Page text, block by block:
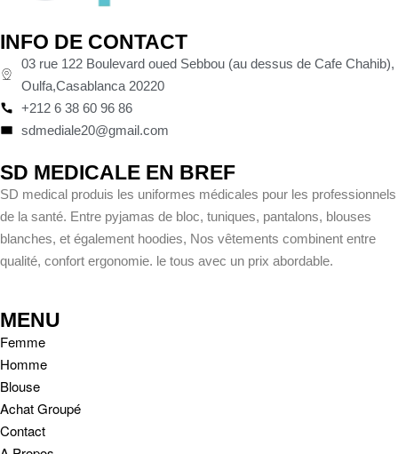
INFO DE CONTACT
03 rue 122 Boulevard oued Sebbou (au dessus de Cafe Chahib),
Oulfa,Casablanca 20220
+212 6 38 60 96 86
sdmediale20@gmail.com
SD MEDICALE EN BREF
SD medical produis les uniformes médicales pour les professionnels
de la santé. Entre pyjamas de bloc, tuniques, pantalons, blouses
blanches, et également hoodies, Nos vêtements combinent entre
qualité, confort ergonomie. le tous avec un prix abordable.
MENU
Femme
Homme
Blouse
Achat Groupé
Contact